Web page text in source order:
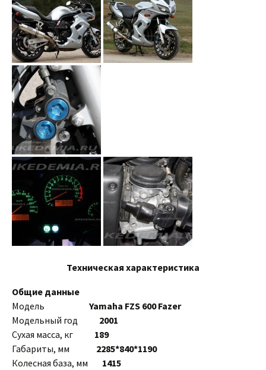
Техническая характеристика
Общие данные
Модель Yamaha FZS 600 Fazer
Модельный год 2001
Сухая масса, кг 189
Габариты, мм 2285*840*1190
Колесная база, мм 1415